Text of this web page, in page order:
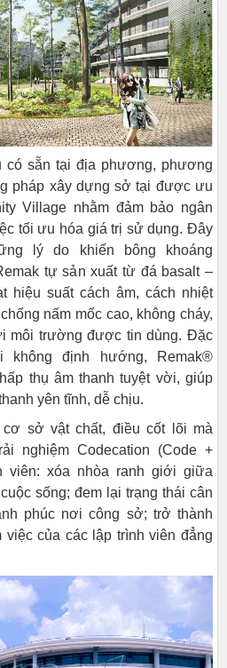
có sẵn tại địa phương, phương
pháp xây dựng sở tại được ưu
Village nhằm đảm bảo ngân
tối ưu hóa giá trị sử dụng. Đây
lý do khiến bông khoáng
tự sản xuất từ đá basalt –
hiệu suất cách âm, cách nhiệt
nấm mốc cao, không cháy,
môi trường được tin dùng. Đặc
không định hướng, Remak®
thụ âm thanh tuyệt vời, giúp
yên tĩnh, dễ chịu.
sở vật chất, điều cốt lõi mà
nghiệm Codecation (Code +
viên: xóa nhòa ranh giới giữa
sống; đem lại trạng thái cân
phúc nơi công sở; trở thành
việc của các lập trình viên đẳng